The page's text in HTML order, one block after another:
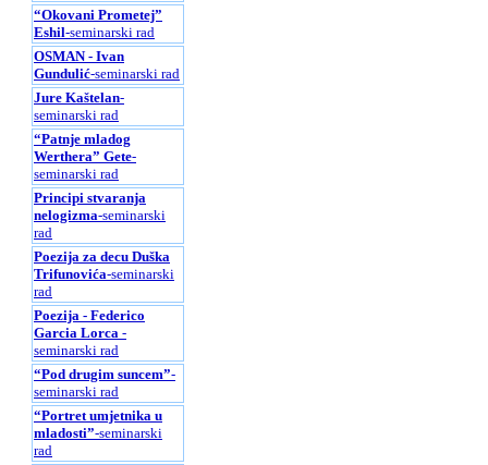
“Okovani Prometej”
Eshil-seminarski rad
OSMAN - Ivan
Gundulić-seminarski rad
Jure Kaštelan-
seminarski rad
“Patnje mladog
Werthera” Gete-
seminarski rad
Principi stvaranja
nelogizma-seminarski
rad
Poezija za decu Duška
Trifunovića-seminarski
rad
Poezija - Federico
Garcia Lorca -
seminarski rad
“Pod drugim suncem”-
seminarski rad
“Portret umjetnika u
mladosti”-seminarski
rad